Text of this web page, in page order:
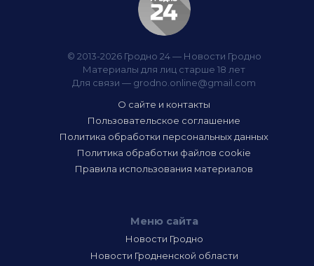
© 2013-2026 Гродно 24 — Новости Гродно
Материалы для лиц старше 18 лет
Для связи — grodno.online@gmail.com
О сайте и контакты
Пользовательское соглашение
Политика обработки персональных данных
Политика обработки файлов cookie
Правила использования материалов
Меню сайта
Новости Гродно
Новости Гродненской области